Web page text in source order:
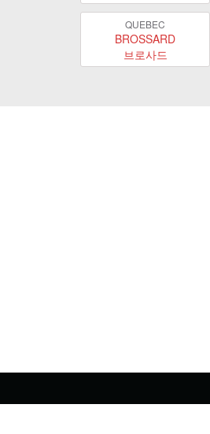
QUEBEC
BROSSARD
브로사드